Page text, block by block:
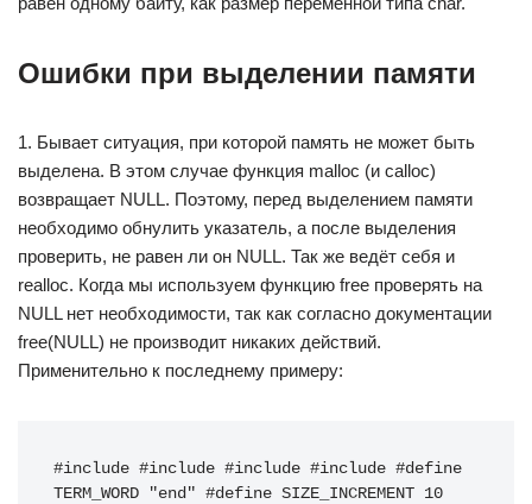
Ошибки при выделении памяти
1. Бывает ситуация, при которой память не может быть
выделена. В этом случае функция malloc (и calloc)
возвращает NULL. Поэтому, перед выделением памяти
необходимо обнулить указатель, а после выделения
проверить, не равен ли он NULL. Так же ведёт себя и
realloc. Когда мы используем функцию free проверять на
NULL нет необходимости, так как согласно документации
free(NULL) не производит никаких действий.
Применительно к последнему примеру:
#include #include #include #include #define
TERM_WORD "end" #define SIZE_INCREMENT 10